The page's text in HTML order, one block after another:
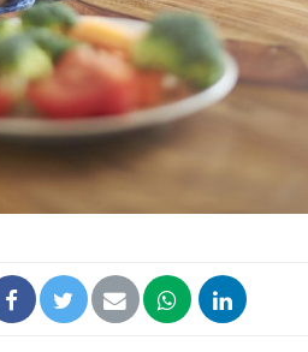
Toujours connectés :
comment le travail
empiète de plus en plus
sur nos soirées